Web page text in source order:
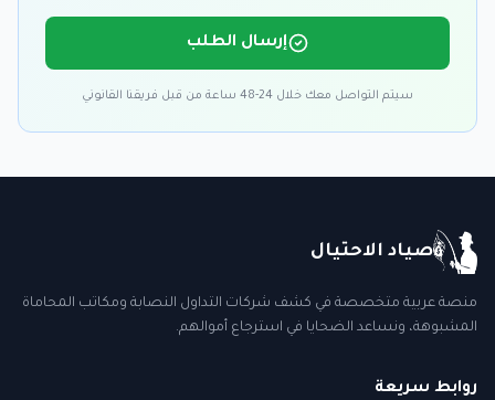
إرسال الطلب
سيتم التواصل معك خلال 24-48 ساعة من قبل فريقنا القانوني
صياد الاحتيال
منصة عربية متخصصة في كشف شركات التداول النصابة ومكاتب المحاماة
المشبوهة، ونساعد الضحايا في استرجاع أموالهم.
روابط سريعة